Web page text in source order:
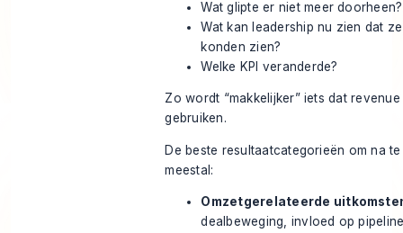
Wat glipte er niet meer doorheen?
Wat kan leadership nu zien dat
konden zien?
Welke KPI veranderde?
Zo wordt “makkelijker” iets dat
gebruiken.
De beste resultaatcategorieën om na
meestal:
Omzetgerelateerde
dealbeweging, invloed op